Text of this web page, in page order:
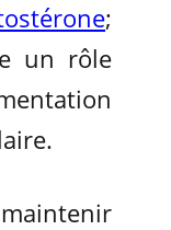
;
un rôle